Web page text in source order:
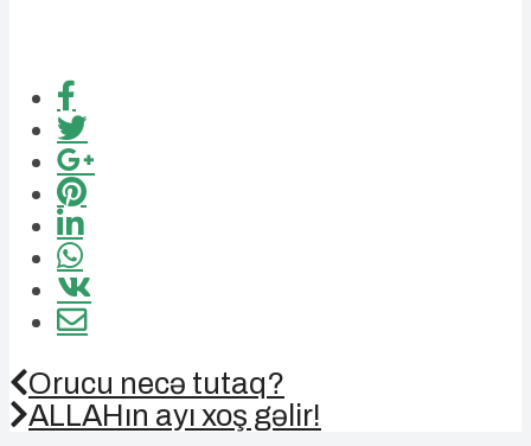
Orucu necə tutaq?
ALLAHın ayı xoş gəlir!